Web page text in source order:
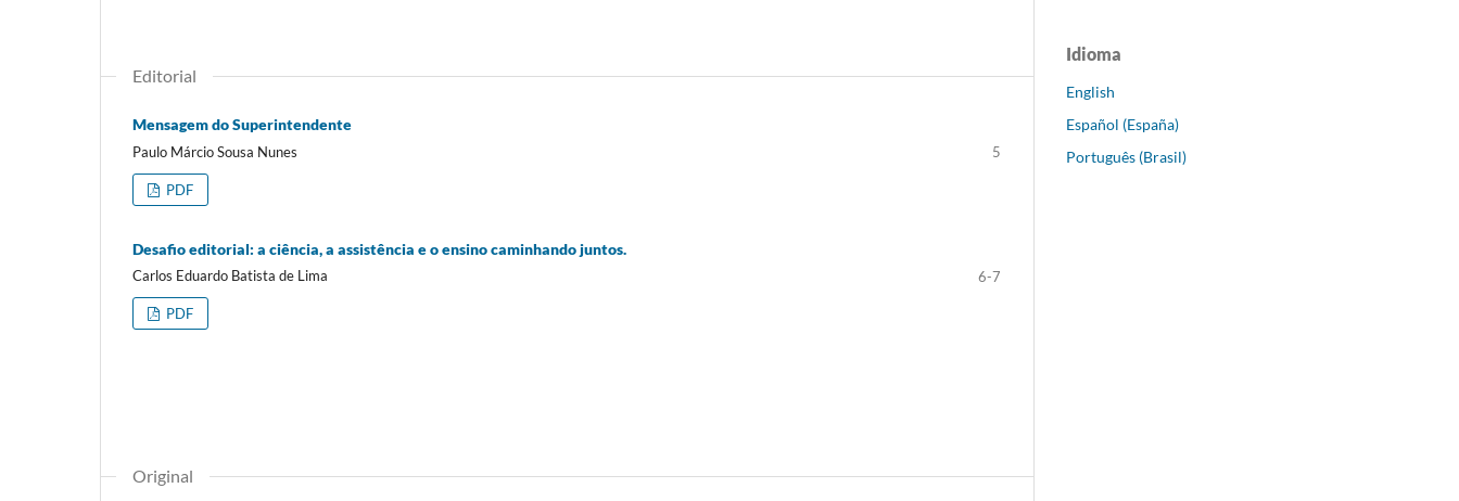
Editorial
Mensagem do Superintendente
Paulo Márcio Sousa Nunes 5
PDF
Desafio editorial: a ciência, a assistência e o ensino caminhando juntos.
Carlos Eduardo Batista de Lima 6-7
PDF
Original
Idioma
English
Español (España)
Português (Brasil)